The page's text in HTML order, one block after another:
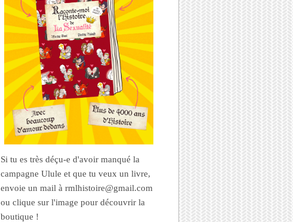
Si tu es très déçu-e d'avoir manqué la
campagne Ulule et que tu veux un livre,
envoie un mail à rmlhistoire@gmail.com
ou clique sur l'image pour découvrir la
boutique !